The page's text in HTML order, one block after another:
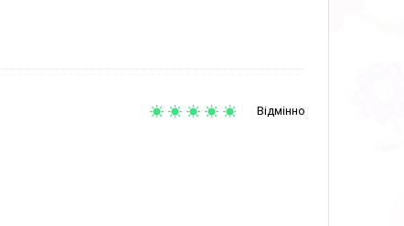
Відмінно